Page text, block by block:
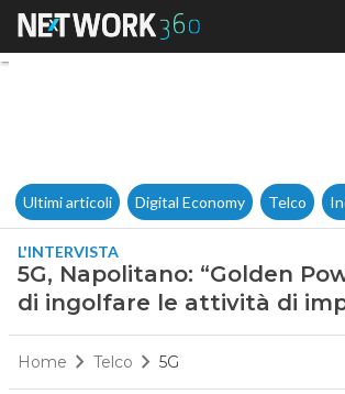
5G,
Ultimi articoli Digital Economy Telco
L'INTERVISTA
5G, Napolitano: “Golden
di ingolfare le attività di
Home Telco 5G